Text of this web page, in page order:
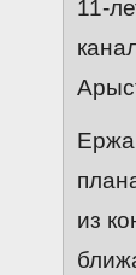
11-
из